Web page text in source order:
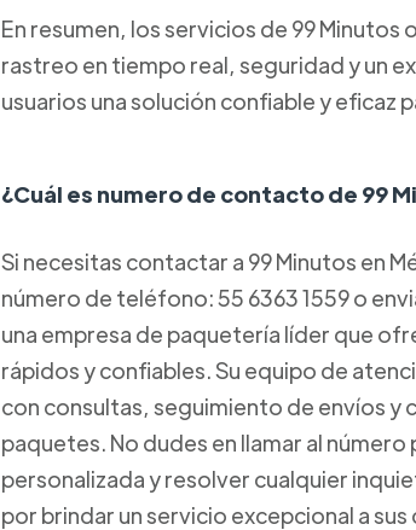
En resumen, los servicios de 99
rastreo en tiempo real, seguridad y un
usuarios una solución confiable y eficaz
¿Cuál es numero de contacto de 99
Si necesitas contactar a 99 Minutos en
número de teléfono: 55 6363 1559 o
una empresa de paquetería líder que
rápidos y confiables. Su equipo de
con consultas, seguimiento de envíos y
paquetes. No dudes en llamar al
personalizada y resolver cualquier
por brindar un servicio excepcional a